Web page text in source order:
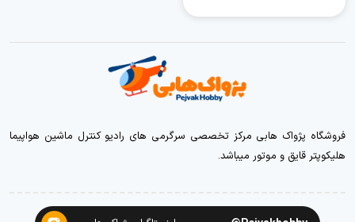
فروشگاه پژواک هابی مرکز تخصصی سرگرمی های رادیو کنترل ماشین هواپیما
هلیکوپتر قایق و موتور میباشد.